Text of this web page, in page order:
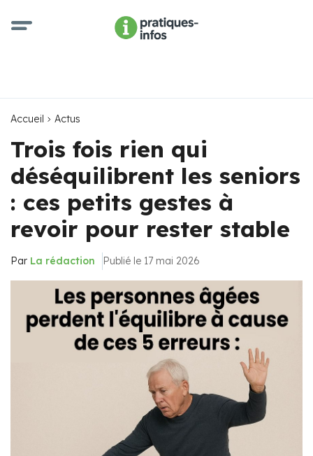
Accueil Actus
Trois fois rien qui
déséquilibrent les seniors
: ces petits gestes à
revoir pour rester stable
Par La rédaction Publié le 17 mai 2026